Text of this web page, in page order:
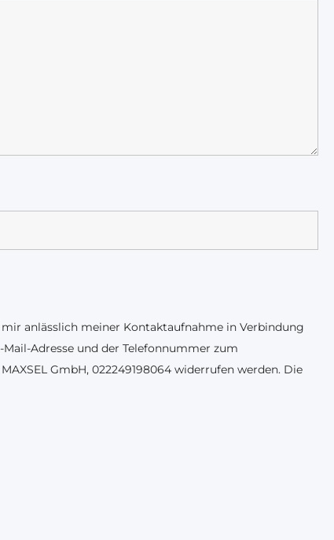
anlässlich meiner Kontaktaufnahme in Verbindung
Adresse und der Telefonnummer zum
GmbH, 022249198064 widerrufen werden. Die